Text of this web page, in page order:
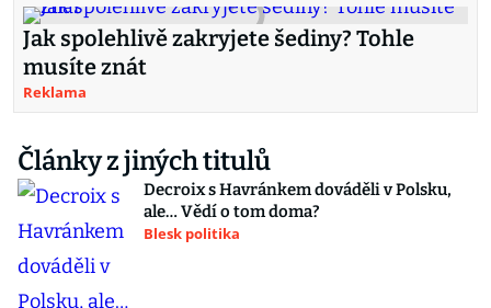
Jak spolehlivě zakryjete šediny? Tohle
musíte znát
Reklama
Články z jiných titulů
Decroix s Havránkem dováděli v Polsku,
ale… Vědí o tom doma?
Blesk politika